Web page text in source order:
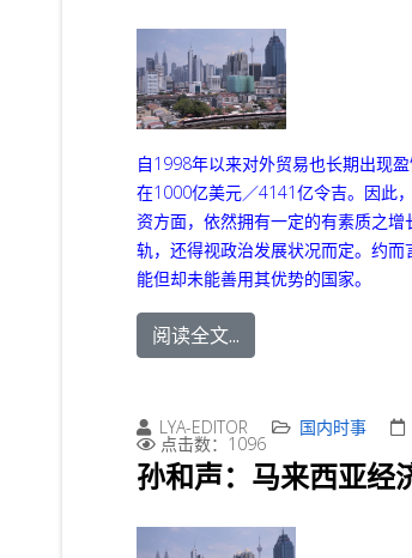
自1998年以来对外贸易也长期出现
在1000亿美元／4141亿令吉。因此
资方面，依然拥有一定的有素质之
轨，还得视政治发展状况而定。约
能但却未能善用其优势的国家。
阅读全文...
LYA-EDITOR 国内时事
点击数：1096
孙和声：马来西亚经